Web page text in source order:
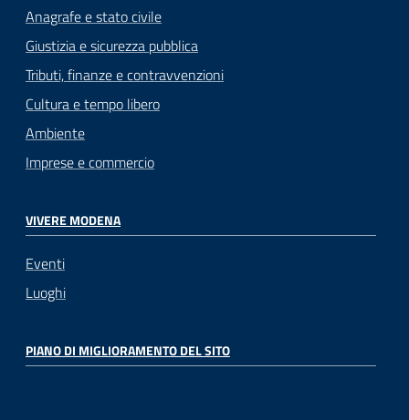
Anagrafe e stato civile
Giustizia e sicurezza pubblica
Tributi, finanze e contravvenzioni
Cultura e tempo libero
Ambiente
Imprese e commercio
VIVERE MODENA
Eventi
Luoghi
PIANO DI MIGLIORAMENTO DEL SITO